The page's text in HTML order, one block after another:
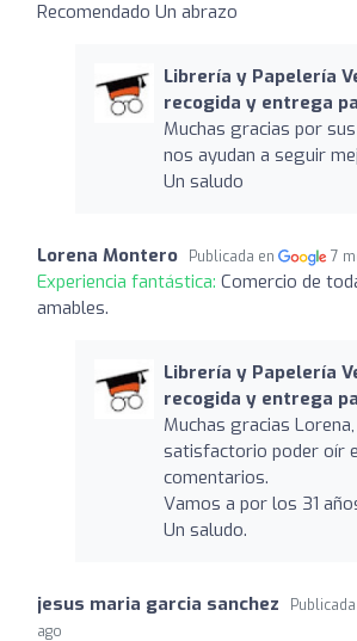
Recomendado Un abrazo
Librería y Papelería
recogida y entrega
Muchas gracias por
nos ayudan a seguir
Un saludo
Lorena Montero Publicada en 7
Experiencia fantástica: Comercio de
amables.
Librería y Papelería
recogida y entrega
Muchas gracias
satisfactorio poder oír
comentarios.
Vamos a por los 31
Un saludo.
jesus maria garcia sanchez
ago